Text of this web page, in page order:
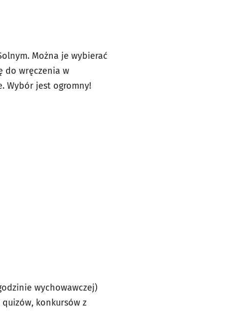
Można je wybierać
do wręczenia w
Wybór jest ogromny!
wychowawczej)
konkursów z